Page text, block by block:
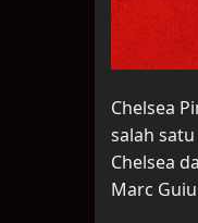
Chelsea
salah
Chelsea
Marc